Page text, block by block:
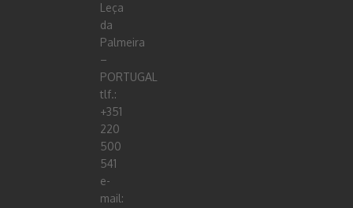
Leça
da
Palmeira
–
PORTUGAL
tlf.:
+351
220
500
541
e-
mail: